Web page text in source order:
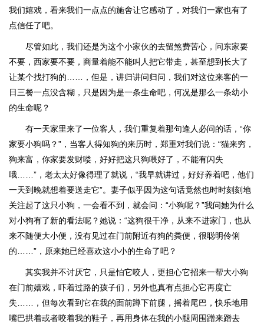
我们嬉戏，看来我们一点点的施舍让它感动了，对我们一家也有了
点信任了吧。
尽管如此，我们还是为这个小家伙的去留煞费苦心，问东家要
不要，西家要不要，商量着能不能叫人把它带走，甚至想到长大了
让某个找打狗的……，但是，讲归讲问归问，我们对这位来客的一
日三餐一点没含糊，只是因为是一条生命吧，何况是那么一条幼小
的生命呢？
有一天家里来了一位客人，我们重复着那句逢人必问的话，“你
家要小狗吗？”，当客人得知狗的来历时，郑重对我们说：“猫来穷，
狗来富，你家要发财喽，好好把这只狗喂好了，不能有闪失
哦……”，老太太好像得理了就说，“我早就讲过，好好养着吧，他们
一天到晚就想着要送走它”。妻子似乎因为这句话竟然也时时刻刻地
关注起了这只小狗，一会看不到，就会问：“小狗呢？”我问她为什么
对小狗有了新的看法呢？她说：“这狗很干净，从来不进家门，也从
来不随便大小便，没有见过在门前附近有狗的粪便，很聪明伶俐
的……”，原来她已经喜欢这小小的生命了吧？
其实我并不讨厌它，只是怕它咬人，更担心它招来一帮大小狗
在门前嬉戏，吓着过路的孩子们，另外也真有点担心它再度亡
失……，但每次看到它在我的面前蹲下前腿，摇着尾巴，快乐地用
嘴巴拱着或者咬着我的鞋子，再用身体在我的小腿周围蹭来蹭去